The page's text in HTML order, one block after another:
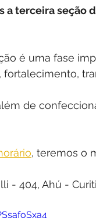
a terceira seção
é uma fase
fortalecimento,
de
, teremos o
- 404, Ahú -